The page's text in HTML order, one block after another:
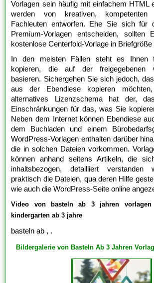
Vorlagen sein häufig mit einfachem HTML
werden von kreativen, kompetenten
Fachleuten entworfen. Ehe Sie sich für
Premium-Vorlagen entscheiden, sollten
kostenlose Centerfold-Vorlage in
In den meisten Fällen steht es Ihnen
kopieren, die auf der freigegebenen
basieren. Sichergehen Sie sich jedoch,
aus der Ebendiese kopieren
alternatives Lizenzschema hat der,
Einschränkungen für das, was Sie
Neben dem Internet können Ebendiese
dem Buchladen und einem
WordPress-Vorlagen enthalten darüber
die in solchen Dateien vorkommen.
können anhand seitens Artikeln, die
inhaltsbezogen, detailliert
praktisch die Dateien, qua deren Hilfe
wie auch die WordPress-Seite online
Video von basteln ab 3 jahren
kindergarten ab 3 jahre
basteln ab , .
Bildergalerie von Basteln Ab 3 Jahren